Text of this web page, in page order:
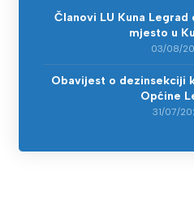
Članovi LU Kuna
mjesto u
03/08/
Obavijest o dezinsekciji
Općine
31/07/